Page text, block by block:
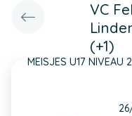
VC
(+1)
MEISJES U17